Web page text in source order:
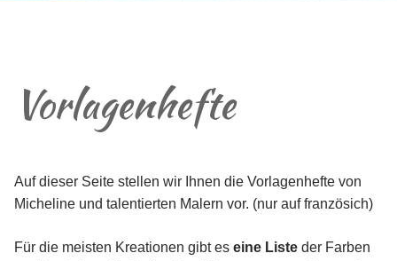
Vorlagenhefte
Auf dieser Seite stellen wir Ihnen die Vorlagenhefte von
Micheline und talentierten Malern vor. (nur auf französich)
Für die meisten Kreationen gibt es eine Liste der Farben